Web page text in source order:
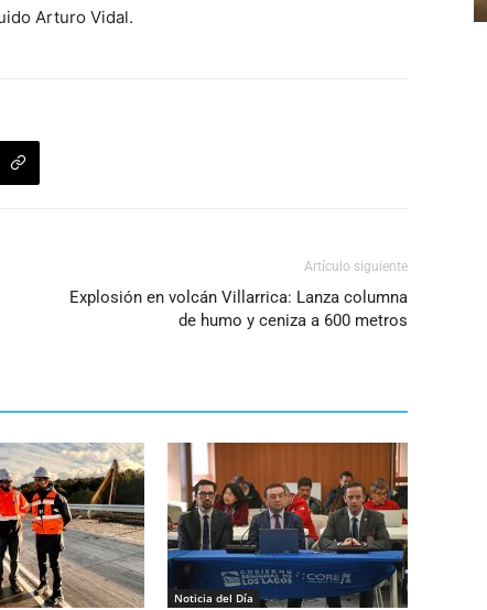
Arturo Vidal.
Artículo siguiente
Explosión en volcán Villarrica: Lanza columna
de humo y ceniza a 600 metros
Noticia del Día